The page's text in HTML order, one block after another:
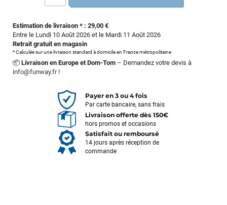
Estimation de livraison * : 29,00 €
Entre le Lundi 10 Août 2026 et le Mardi 11 Août 2026
Retrait gratuit en magasin
* Calculée sur une livraison standard à domicile en France métropolitaine
📦 Livraison en Europe et Dom-Tom – Demandez votre devis à
info@funway.fr!
Payer en 3 ou 4 fois
Par carte bancaire, sans frais
Livraison offerte dès 150€
hors promos et occasions
Satisfait ou remboursé
14 jours après réception de
commande